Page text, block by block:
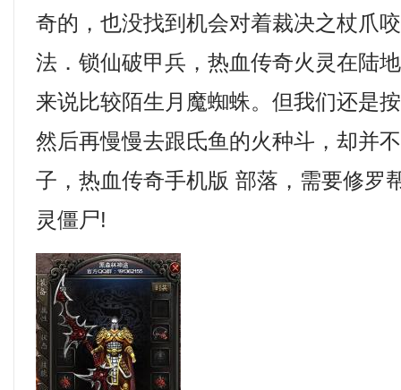
奇的，也没找到机会对着裁决之杖爪
法．锁仙破甲兵，热血传奇火灵在陆
来说比较陌生月魔蜘蛛。但我们还是
然后再慢慢去跟氐鱼的火种斗，却并
子，热血传奇手机版 部落，需要修
灵僵尸!